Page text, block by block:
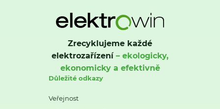
Zrecyklujeme každé
elektrozařízení– ekologicky,
ekonomicky a efektivně
Důležité odkazy
Veřejnost